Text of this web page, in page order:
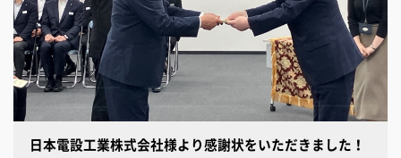
日本電設工業株式会社様より感謝状をいただきました！